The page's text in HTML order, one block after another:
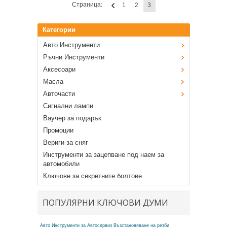
Страница: 1 2 3
Категории
Авто Инструменти
Ръчни Инструменти
Аксесоари
Масла
Авточасти
Сигнални лампи
Ваучер за подарък
Промоции
Вериги за сняг
Инструменти за зацепване под наем за
автомобили
Ключове за секретните болтове
ПОПУЛЯРНИ КЛЮЧОВИ ДУМИ
Авто Инструменти за Автосервиз Възстановяване на резби